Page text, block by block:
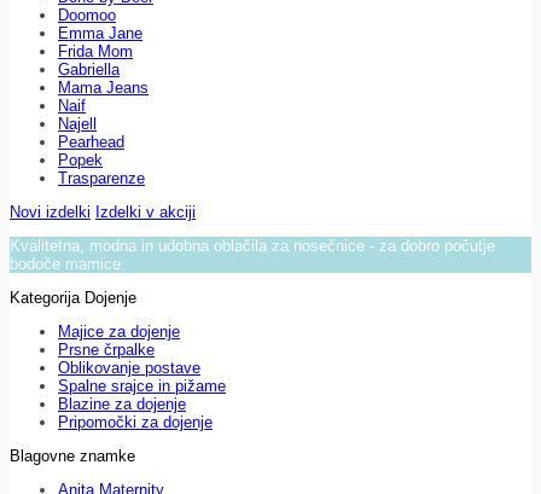
Doomoo
Emma Jane
Frida Mom
Gabriella
Mama Jeans
Naif
Najell
Pearhead
Popek
Trasparenze
Novi izdelki Izdelki v akciji
Kvalitetna, modna in udobna oblačila za nosečnice - za dobro počutje
bodoče mamice.
Kategorija Dojenje
Majice za dojenje
Prsne črpalke
Oblikovanje postave
Spalne srajce in pižame
Blazine za dojenje
Pripomočki za dojenje
Blagovne znamke
Anita Maternity